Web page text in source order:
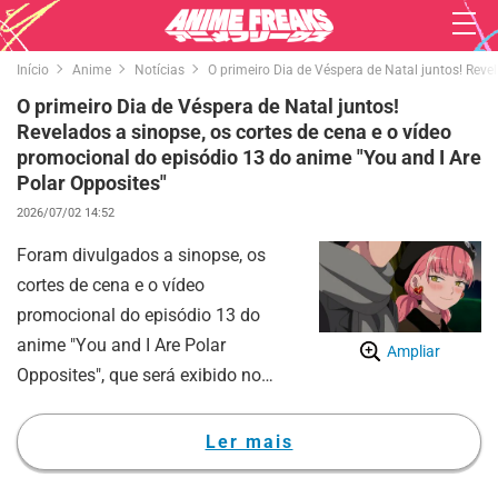
Início Anime Notícias O primeiro Dia de Véspera de Natal juntos!
O primeiro Dia de Véspera de Natal juntos!
Revelados a sinopse, os cortes de cena e o vídeo
promocional do episódio 13 do anime "You and I Are
Polar Opposites"
2026/07/02 14:52
Ampliar
Foram divulgados a sinopse, os
cortes de cena e o vídeo
promocional do episódio 13 do
anime "You and I Are Polar
Opposites", que será exibido no
"You and I Are Polar Opposites" é
baseado no mangá de comédia
Ler mais